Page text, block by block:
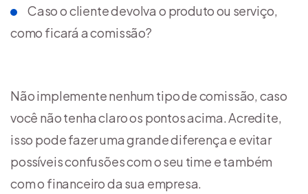
Caso o cliente devolva o produto ou serviço,
como ficará a comissão?
Não implemente nenhum tipo de comissão, caso
você não tenha claro os pontos acima. Acredite,
isso pode fazer uma grande diferença e evitar
possíveis confusões com o seu time e também
com o financeiro da sua empresa.